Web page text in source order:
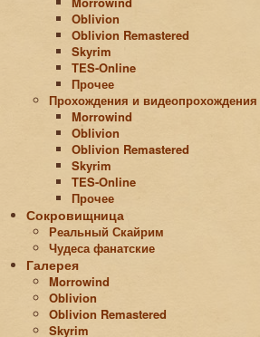
Oblivion
Oblivion Remastered
Skyrim
TES-Online
Прочее
Прохождения и
Morrowind
Oblivion
Oblivion Remastered
Skyrim
TES-Online
Прочее
Сокровищница
Реальный Скайрим
Чудеса фанатские
Галерея
Morrowind
Oblivion
Oblivion Remastered
Skyrim